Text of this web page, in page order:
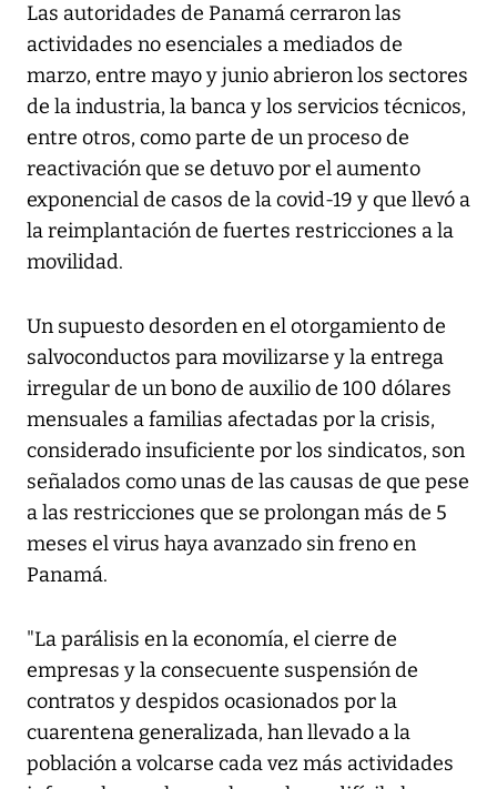
Las autoridades de Panamá cerraron las
actividades no esenciales a mediados de
marzo, entre mayo y junio abrieron los sectores
de la industria, la banca y los servicios técnicos,
entre otros, como parte de un proceso de
reactivación que se detuvo por el aumento
exponencial de casos de la covid-19 y que llevó a
la reimplantación de fuertes restricciones a la
movilidad.
Un supuesto desorden en el otorgamiento de
salvoconductos para movilizarse y la entrega
irregular de un bono de auxilio de 100 dólares
mensuales a familias afectadas por la crisis,
considerado insuficiente por los sindicatos, son
señalados como unas de las causas de que pese
a las restricciones que se prolongan más de 5
meses el virus haya avanzado sin freno en
Panamá.
"La parálisis en la economía, el cierre de
empresas y la consecuente suspensión de
contratos y despidos ocasionados por la
cuarentena generalizada, han llevado a la
población a volcarse cada vez más actividades